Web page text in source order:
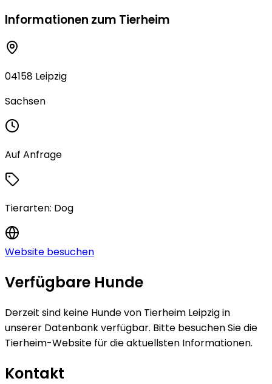
Informationen zum Tierheim
04158 Leipzig
Sachsen
Auf Anfrage
Tierarten: Dog
Website besuchen
Verfügbare Hunde
Derzeit sind keine Hundevon Tierheim Leipzigin
unserer Datenbank verfügbar. Bitte besuchen Sie die
Tierheim-Website für die aktuellsten Informationen.
Kontakt